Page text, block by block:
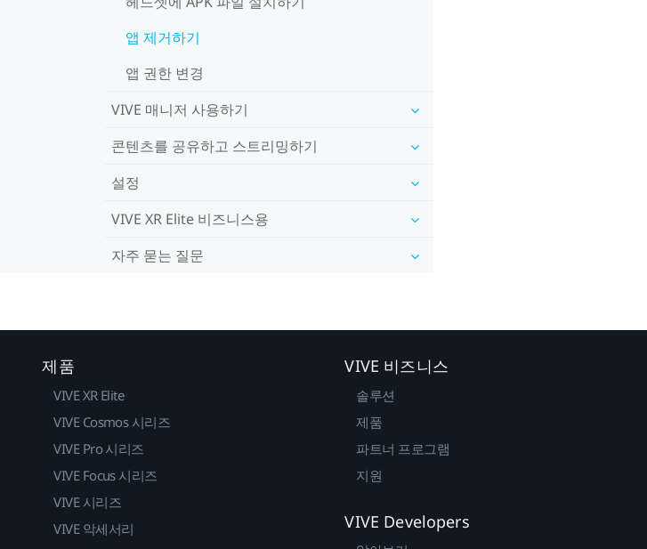
앱 제거하기
앱 권한 변경
VIVE 매니저 사용하기
콘텐츠를 공유하고 스트리밍하기
설정
VIVE XR Elite 비즈니스용
자주 묻는 질문
제품
VIVE XR Elite
VIVE Cosmos 시리즈
VIVE Pro 시리즈
VIVE Focus 시리즈
VIVE 시리즈
VIVE 악세서리
VIVE 비즈니스
솔루션
제품
파트너 프로그램
지원
VIVE Developers